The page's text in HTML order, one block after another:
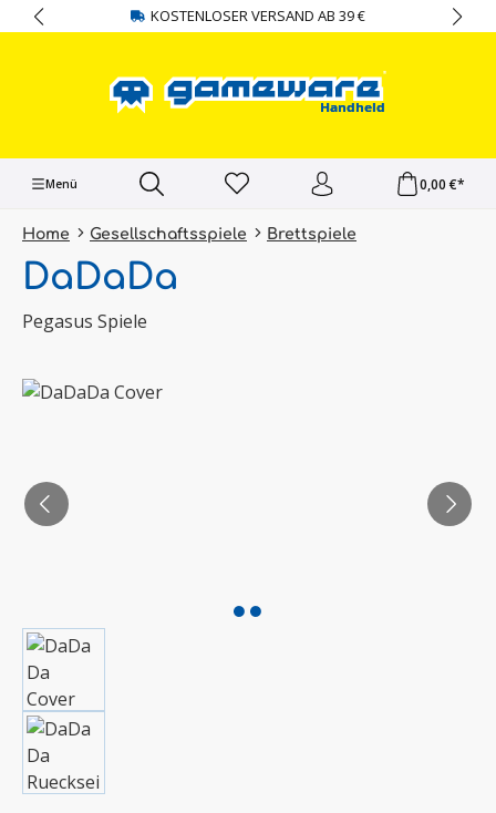
springen KOSTENLOSER VERSAND AB 39 €
Menü 0,00 €*
Home Gesellschaftsspiele Brettspiele
DaDaDa
Pegasus Spiele
Bildergalerie überspringen